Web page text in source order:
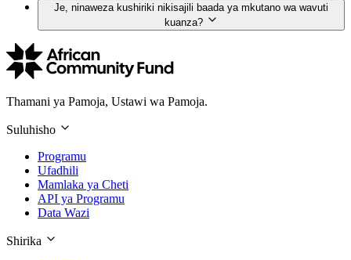
Je, ninaweza kushiriki nikisajili baada ya mkutano wa wavuti
kuanza?
Thamani ya Pamoja, Ustawi wa Pamoja.
Suluhisho
Programu
Ufadhili
Mamlaka ya Cheti
API ya Programu
Data Wazi
Shirika